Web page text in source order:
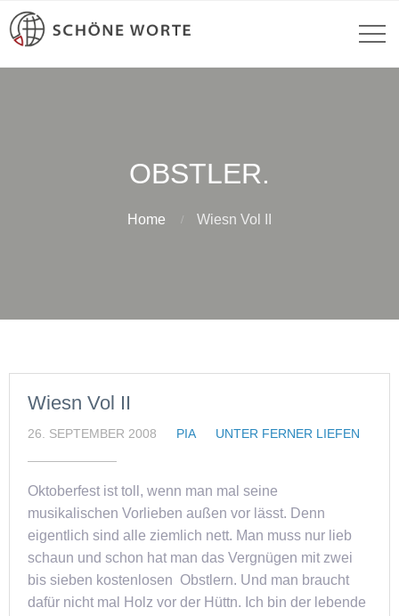
OBSTLER.
Home Wiesn Vol II
Wiesn Vol II
26. SEPTEMBER 2008 PIA UNTER FERNER LIEFEN
Oktoberfest ist toll, wenn man mal seine
musikalischen Vorlieben außen vor lässt. Denn
eigentlich sind alle ziemlich nett. Man muss nur lieb
schaun und schon hat man das Vergnügen mit zwei
bis sieben kostenlosen Obstlern. Und man braucht
dafür nicht mal Holz vor der Hüttn. Ich bin der lebende